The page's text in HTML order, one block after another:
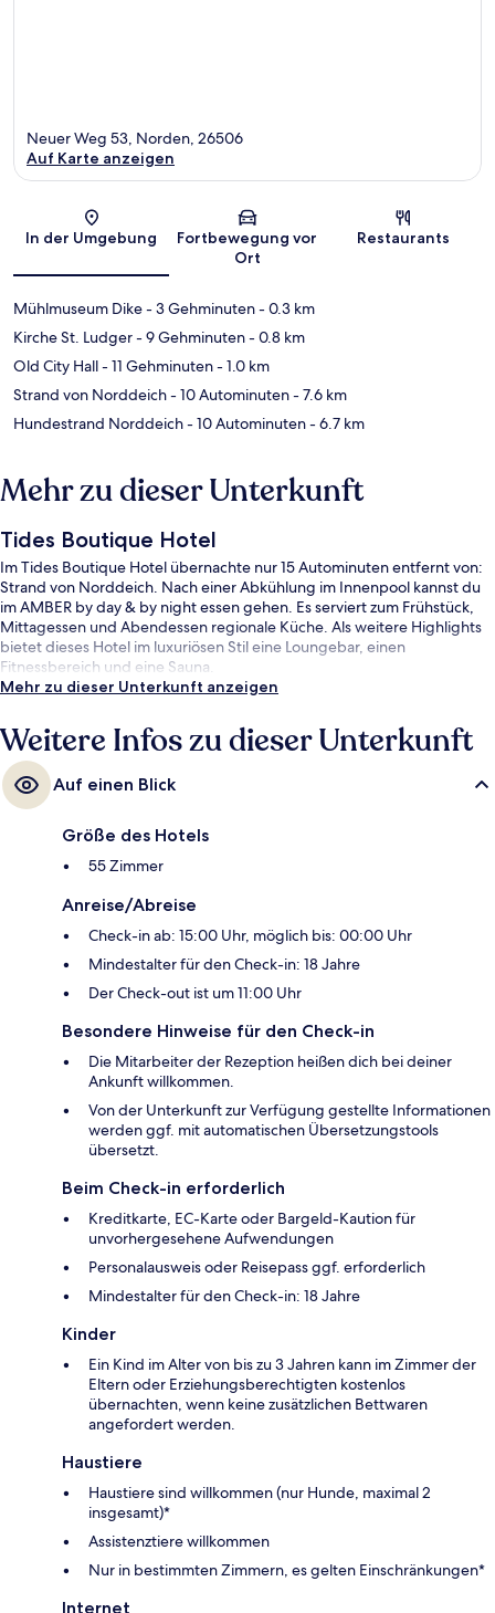
Karte
Neuer Weg 53, Norden, 26506
Auf Karte anzeigen
In der Umgebung
Fortbewegung vor
Ort
Restaurants
Mühlmuseum Dike- 3 Gehminuten- 0.3 km
Kirche St. Ludger- 9 Gehminuten- 0.8 km
Old City Hall- 11 Gehminuten- 1.0 km
Strand von Norddeich- 10 Autominuten- 7.6 km
Hundestrand Norddeich- 10 Autominuten- 6.7 km
Mehr zu dieser Unterkunft
Tides Boutique Hotel
Im Tides Boutique Hotel übernachte nur 15 Autominuten entfernt von:
Strand von Norddeich. Nach einer Abkühlung im Innenpool kannst du
im AMBER by day & by night essen gehen. Es serviert zum Frühstück,
Mittagessen und Abendessen regionale Küche. Als weitere Highlights
bietet dieses Hotel im luxuriösen Stil eine Loungebar, einen
Fitnessbereich und eine Sauna.
Mehr zu dieser Unterkunft anzeigen
Weitere Infos zu dieser Unterkunft
Auf einen Blick
Größe des Hotels
55 Zimmer
Anreise/Abreise
Check-in ab: 15:00 Uhr, möglich bis: 00:00 Uhr
Mindestalter für den Check-in: 18 Jahre
Der Check-out ist um 11:00 Uhr
Besondere Hinweise für den Check-in
Die Mitarbeiter der Rezeption heißen dich bei deiner
Ankunft willkommen.
Von der Unterkunft zur Verfügung gestellte Informationen
werden ggf. mit automatischen Übersetzungstools
übersetzt.
Beim Check-in erforderlich
Kreditkarte, EC-Karte oder Bargeld-Kaution für
unvorhergesehene Aufwendungen
Personalausweis oder Reisepass ggf. erforderlich
Mindestalter für den Check-in: 18 Jahre
Kinder
Ein Kind im Alter von bis zu 3 Jahren kann im Zimmer der
Eltern oder Erziehungsberechtigten kostenlos
übernachten, wenn keine zusätzlichen Bettwaren
angefordert werden.
Haustiere
Haustiere sind willkommen (nur Hunde, maximal 2
insgesamt)*
Assistenztiere willkommen
Nur in bestimmten Zimmern, es gelten Einschränkungen*
Internet